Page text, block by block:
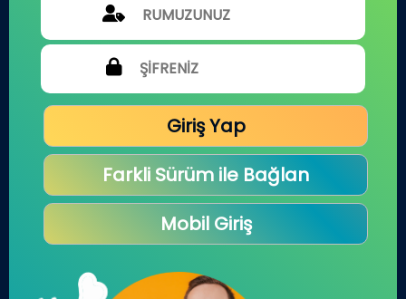
Giriş Yap
Farkli Sürüm ile Bağlan
Mobil Giriş